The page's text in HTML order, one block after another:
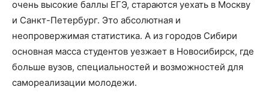
очень высокие баллы ЕГЭ, стараются уехать в Москву
и Санкт-Петербург. Это абсолютная и
неопровержимая статистика. А из городов Сибири
основная масса студентов уезжает в Новосибирск, где
больше вузов, специальностей и возможностей для
самореализации молодежи.